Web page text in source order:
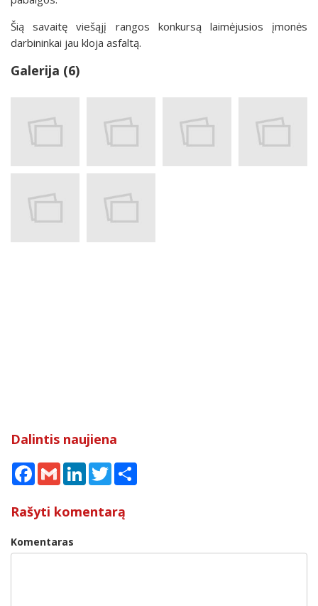
Šią savaitę viešąjį rangos konkursą laimėjusios įmonės
darbininkai jau kloja asfaltą.
Galerija (6)
Dalintis naujiena
Facebook
Gmail LinkedInTwitter
Rašyti komentarą
Komentaras